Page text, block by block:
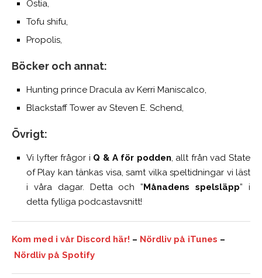
Ostia,
Tofu shifu,
Propolis,
Böcker och annat:
Hunting prince Dracula av Kerri Maniscalco,
Blackstaff Tower av Steven E. Schend,
Övrigt:
Vi lyfter frågor i Q & A för podden, allt från vad State
of Play kan tänkas visa, samt vilka speltidningar vi läst
i våra dagar. Detta och ”Månadens spelsläpp” i
detta fylliga podcastavsnitt!
Kom med i vår Discord här! – Nördliv på iTunes –
Nördliv på Spotify